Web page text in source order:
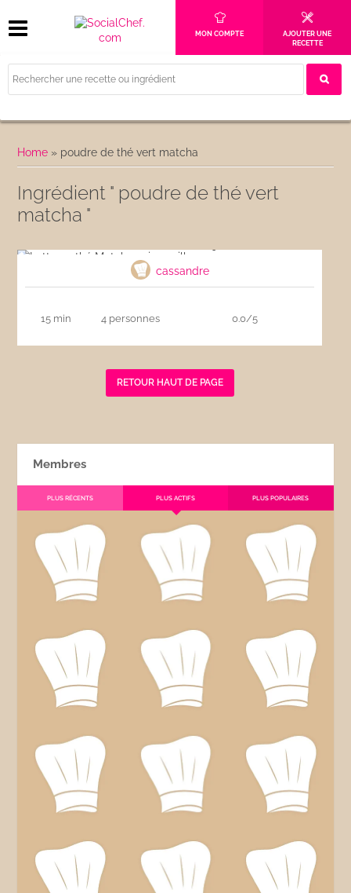
MON COMPTE
AJOUTER UNE
RECETTE
Home » poudre de thé vert matcha
Ingrédient " poudre de thé vert
matcha "
cassandre
15 min 4 personnes 0.0/5
RETOUR HAUT DE PAGE
Membres
PLUS RÉCENTS PLUS ACTIFS PLUS POPULAIRES